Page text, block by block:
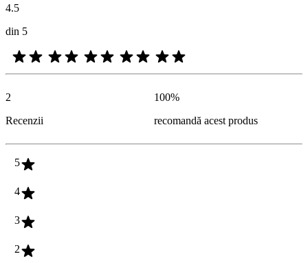
4.5
din 5
2
Recenzii
100%
recomandă acest produs
5
4
3
2